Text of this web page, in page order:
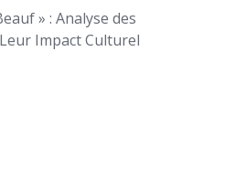
» : Analyse des
Impact Culturel